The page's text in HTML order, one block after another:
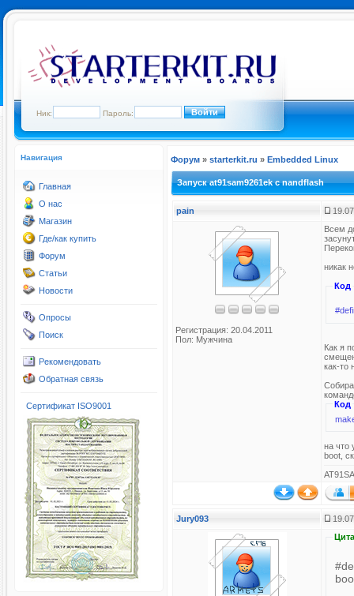
Ник: Пароль:
Навигация
Главная
О нас
Магазин
Где/как купить
Форум
Статьи
Новости
Опросы
Поиск
Рекомендовать
Обратная связь
Сертификат ISO9001
Форум » starterkit.ru » Embedded Linux
Запуск at91sam9261ek с nandflash
pain
Регистрация: 20.04.2011
Пол: Мужчина
Всем
никак
Код
Как я
как-то
Код
на что
boot,
Jury093